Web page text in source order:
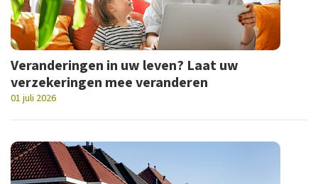
Veranderingen in uw leven? Laat uw
verzekeringen mee veranderen
01 juli 2026